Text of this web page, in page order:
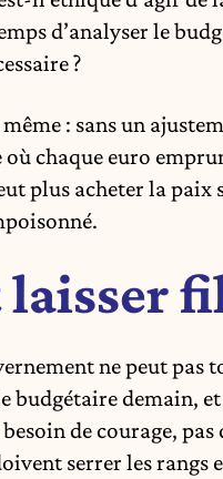
d’analyser le
?
: sans un
chaque euro
plus acheter la
laisser
ne peut
budgétaire demain,
de courage,
serrer les rangs